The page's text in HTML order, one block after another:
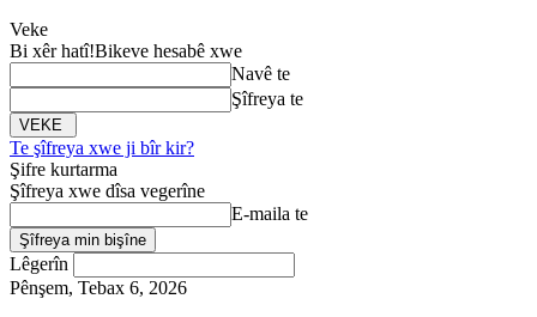
Veke
Bi xêr hatî!Bikeve hesabê xwe
Navê te
Şîfreya te
Te şîfreya xwe ji bîr kir?
Şifre kurtarma
Şîfreya xwe dîsa vegerîne
E-maila te
Lêgerîn
Pênşem, Tebax 6, 2026